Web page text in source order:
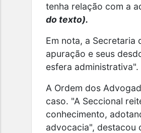
tenha relação com a
do texto).
Em nota, a Secretaria
apuração e seus
esfera administrativa".
A Ordem dos
caso. "A Seccional
conhecimento,
advocacia", destacou